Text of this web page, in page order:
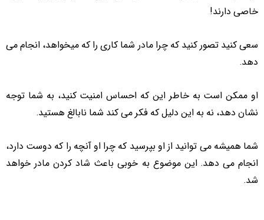
خاصی دارند!
سعی کنید تصور کنید که چرا مادر شما کاری را که میخواهد، انجام می
دهد.
او ممکن است به خاطر این که احساس امنیت کنید، به شما توجه
نشان دهد، نه به این دلیل که فکر می کند شما نابالغ هستید.
شما همیشه می توانید از او بپرسید که چرا او آنچه را که دوست دارد،
انجام می دهد. این موضوع به خوبی باعث شاد کردن مادر خواهد
شد.